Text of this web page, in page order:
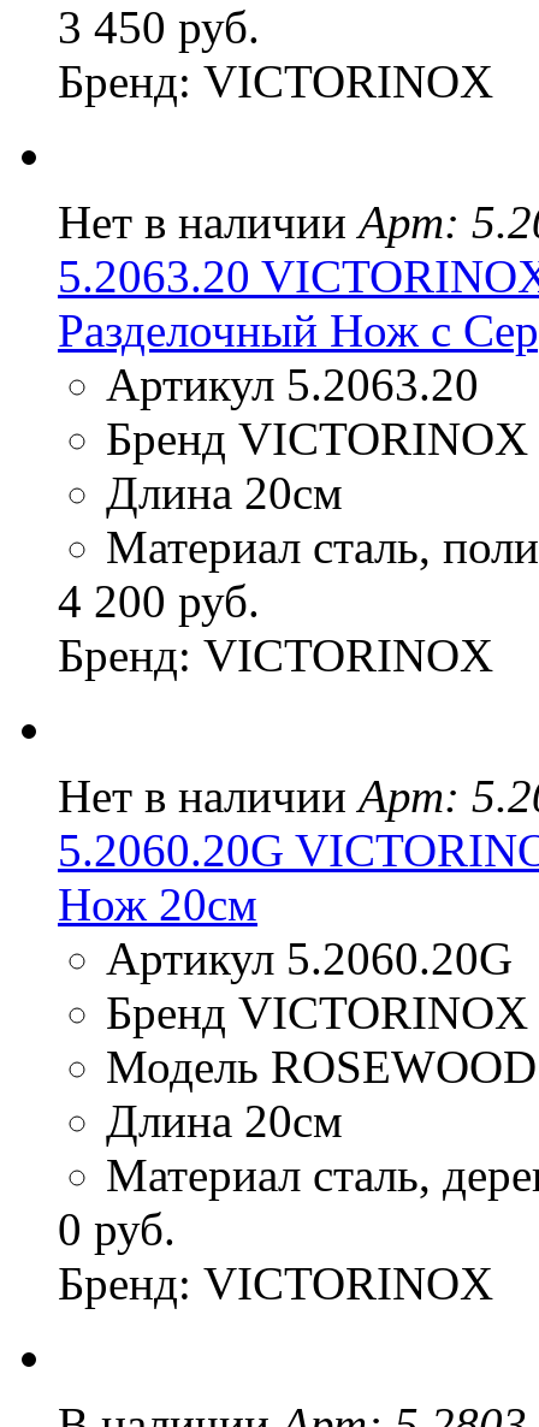
3 450 руб.
Бренд: VICTORINOX
Нет в наличии Арт:
5.2063.20
Разделочный Нож с
Артикул 5.2063.20
Бренд VICTORINOX
Длина 20см
Материал сталь,
4 200 руб.
Бренд: VICTORINOX
Нет в наличии Арт:
5.2060.20G
Нож 20см
Артикул 5.2060.20G
Бренд VICTORINOX
Модель ROSEWOOD
Длина 20см
Материал сталь,
0 руб.
Бренд: VICTORINOX